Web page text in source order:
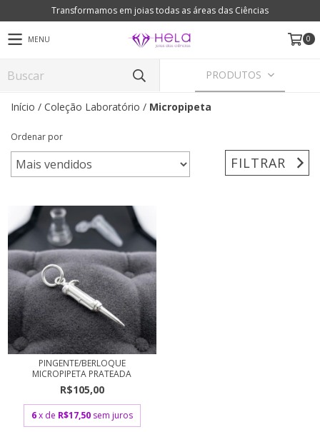
Transformamos em joias todas as áreas das Ciências
MENU 0
PRODUTOS
Início / Coleção Laboratório / Micropipeta
Ordenar por
FILTRAR
PINGENTE/BERLOQUE
MICROPIPETA PRATEADA
R$105,00
6 x de R$17,50 sem juros